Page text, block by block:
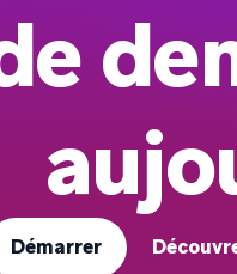
Démarrer